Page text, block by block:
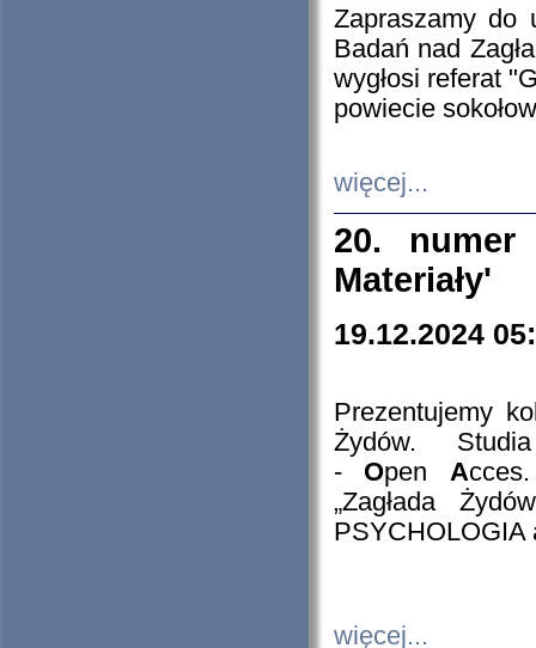
Zapraszamy do
Badań nad
wygłosi referat
powiecie
więcej...
20. numer
Materiały'
19.12.2024
Prezentujemy
Żydów.
- Open A
„Zagłada
PSYCHOLOGIA
więcej...